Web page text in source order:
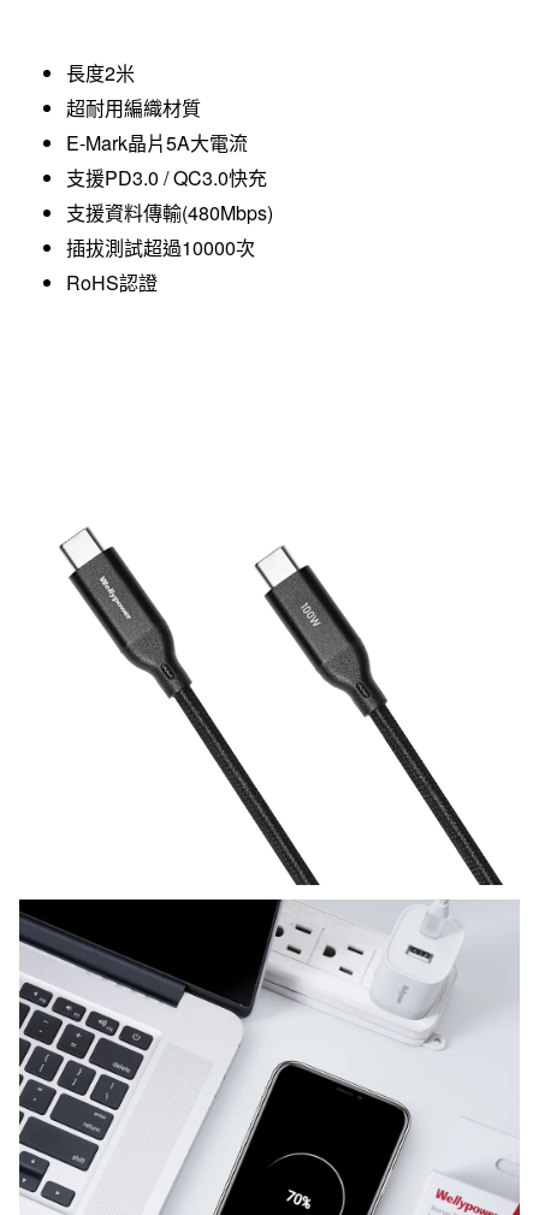
長度2米
超耐用編織材質
E-Mark晶片5A大電流
支援PD3.0 / QC3.0快充
支援資料傳輸(480Mbps)
插拔測試超過10000次
RoHS認證